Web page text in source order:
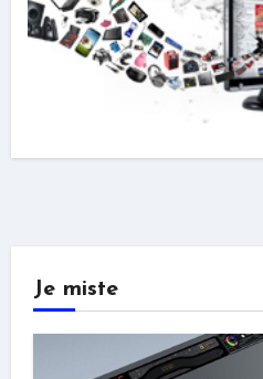
Je miste